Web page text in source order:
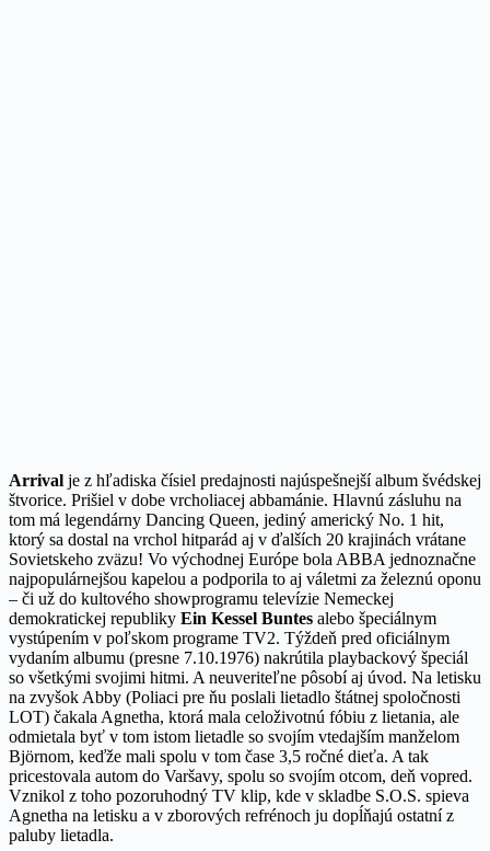
Arrival je z hľadiska čísiel predajnosti najúspešnejší album švédskej
štvorice. Prišiel v dobe vrcholiacej abbamánie. Hlavnú zásluhu na
tom má legendárny Dancing Queen, jediný americký No. 1 hit,
ktorý sa dostal na vrchol hitparád aj v ďalších 20 krajinách vrátane
Sovietskeho zväzu! Vo východnej Európe bola ABBA jednoznačne
najpopulárnejšou kapelou a podporila to aj váletmi za železnú oponu
– či už do kultového showprogramu televízie Nemeckej
demokratickej republiky Ein Kessel Buntes alebo špeciálnym
vystúpením v poľskom programe TV2. Týždeň pred oficiálnym
vydaním albumu (presne 7.10.1976) nakrútila playbackový špeciál
so všetkými svojimi hitmi. A neuveriteľne pôsobí aj úvod. Na letisku
na zvyšok Abby (Poliaci pre ňu poslali lietadlo štátnej spoločnosti
LOT) čakala Agnetha, ktorá mala celoživotnú fóbiu z lietania, ale
odmietala byť v tom istom lietadle so svojím vtedajším manželom
Björnom, keďže mali spolu v tom čase 3,5 ročné dieťa. A tak
pricestovala autom do Varšavy, spolu so svojím otcom, deň vopred.
Vznikol z toho pozoruhodný TV klip, kde v skladbe S.O.S. spieva
Agnetha na letisku a v zborových refrénoch ju dopĺňajú ostatní z
paluby lietadla.